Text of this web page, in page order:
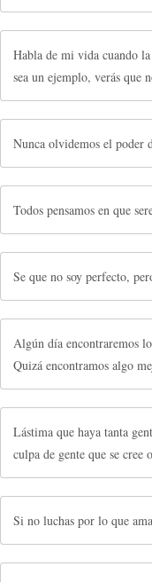
Habla de mi vida cuando
sea un ejemplo, verás que
Nunca olvidemos el poder
Todos pensamos en que
Se que no soy perfecto,
Algún día encontraremos
Quizá encontramos algo
Lástima que haya tanta
culpa de gente que se cree
Si no luchas por lo que